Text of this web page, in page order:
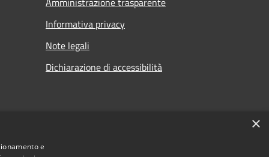
Informativa privacy
Note legali
Dichiarazione di accessibilità
×
e